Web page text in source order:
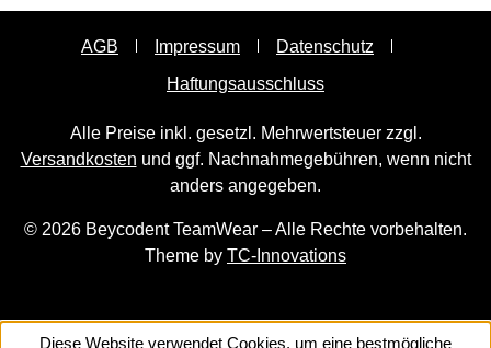
AGB Impressum
Datenschutz
Haftungsausschluss
Alle Preise inkl. gesetzl. Mehrwertsteuer zzgl.
Versandkosten und ggf. Nachnahmegebühren, wenn nicht
anders angegeben.
© 2026 Beycodent TeamWear – Alle Rechte vorbehalten.
Theme by TC-Innovations
Diese Website verwendet Cookies, um eine bestmögliche